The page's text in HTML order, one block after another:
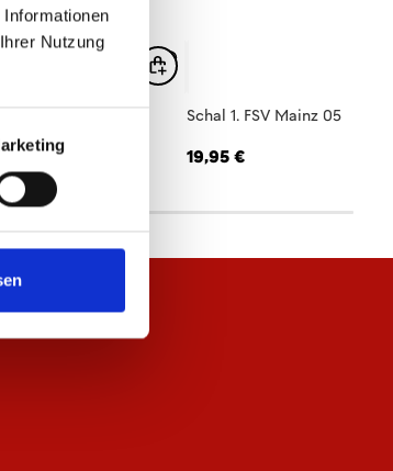
Nutzung
Schal 1. FSV Mainz 05
19,95 €